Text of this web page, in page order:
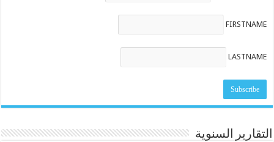
FIRSTNAME
LASTNAME
التقارير السنوية